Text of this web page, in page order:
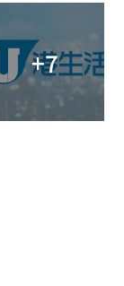
+7